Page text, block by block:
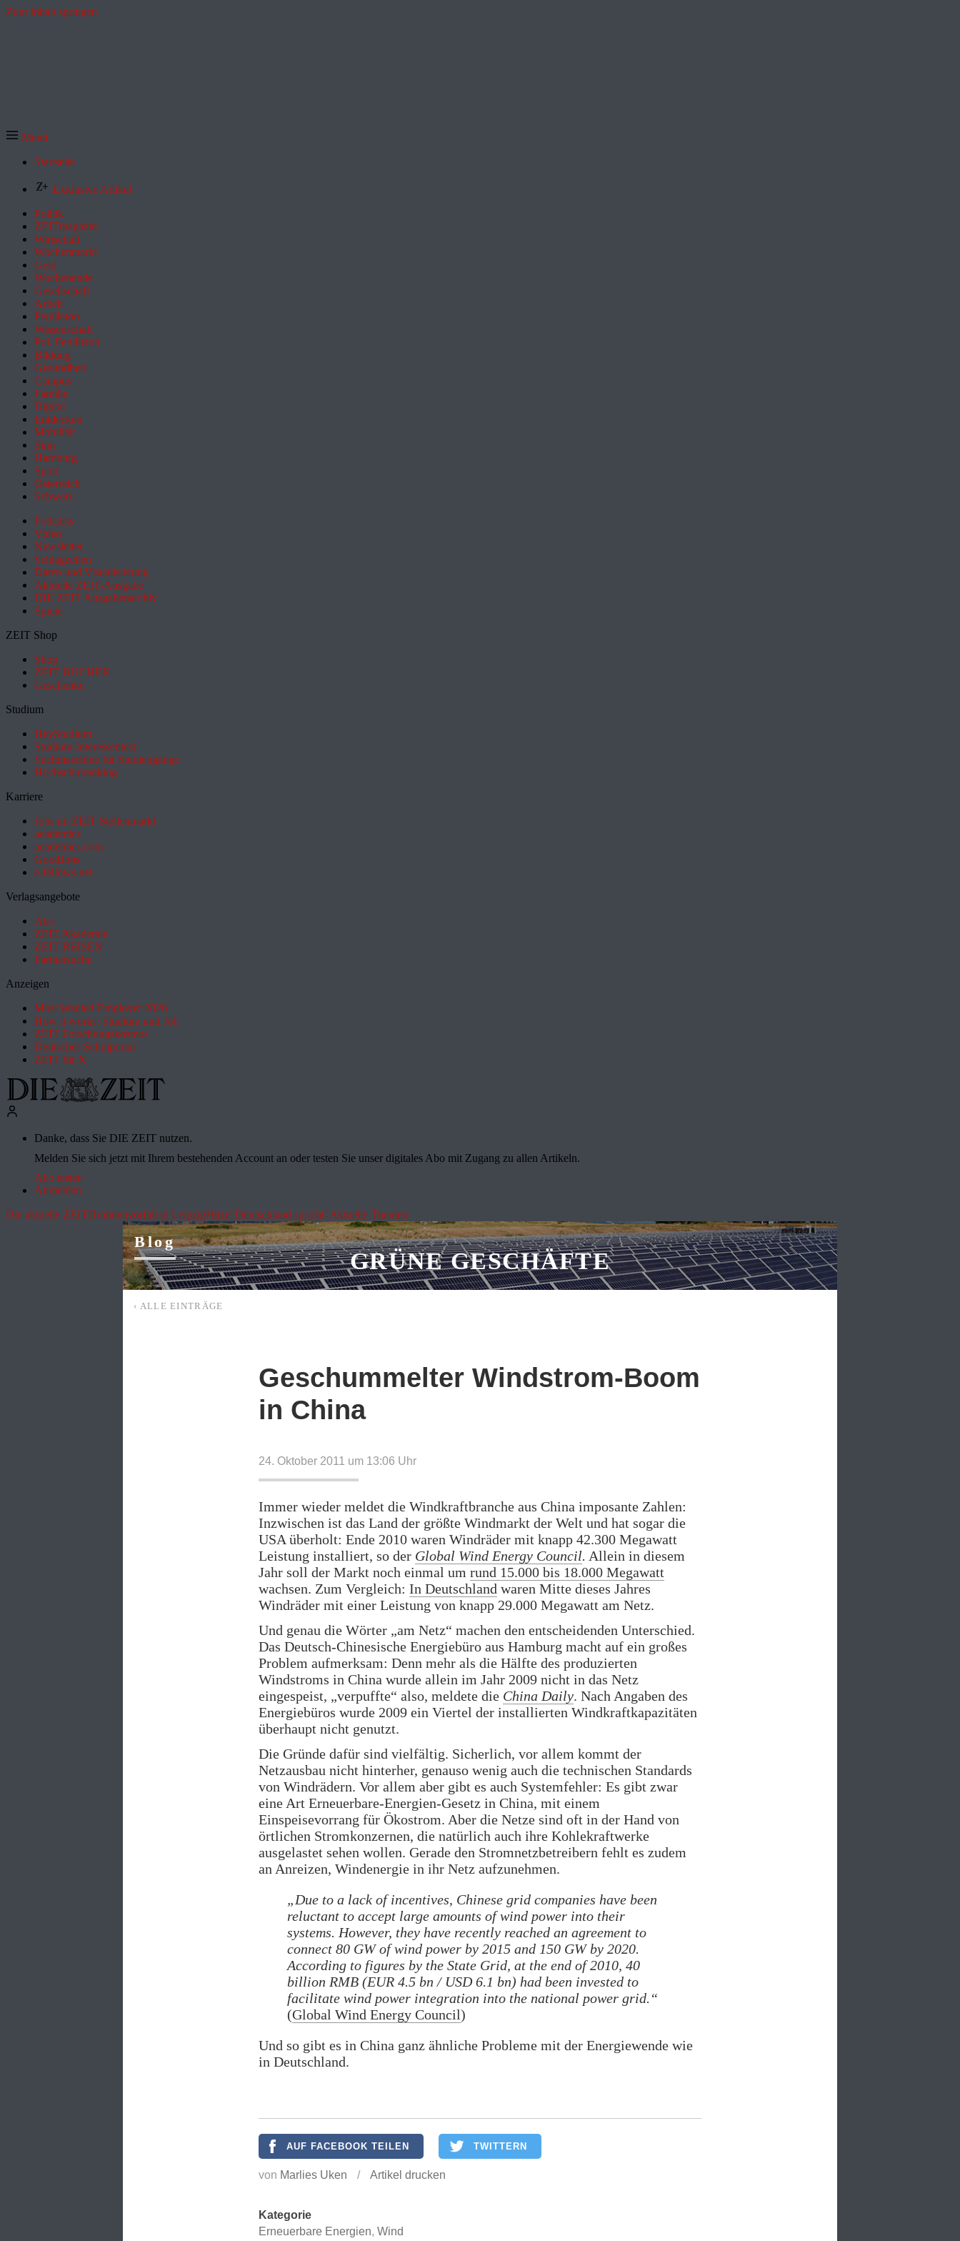
Zum Inhalt springen
Menü
Startseite
Exklusive Artikel
Politik
ZEITmagazin
Wirtschaft
Wochenmarkt
Geld
Wochenende
Gesellschaft
Arbeit
Feuilleton
Wissenschaft
Pol. Feuilleton
Bildung
Gesundheit
Campus
Familie
Digital
Entdecken
Mobilität
Sinn
Hamburg
Sport
Österreich
Schweiz
Podcasts
Video
Newsletter
Schlagzeilen
Daten und Visualisierung
Aktuelle ZEIT-Ausgabe
DIE ZEIT Ausgabenarchiv
Spiele
ZEIT Shop
Shop
ZEIT BÜCHER
Geschenke
Studium
HeyStudium
Studium-Interessentest
Suchmaschine für Studiengänge
Hochschulranking
Karriere
Jobs im ZEIT Stellenmarkt
academics
academics.com
GoodJobs
e-fellows.net
Verlagsangebote
Abo
ZEIT Akademie
ZEIT REISEN
Partnersuche
Anzeigen
Most Wanted Employer 2026
How it works: Studium und Job
ZEIT Forschungskosmos
Deutsches Schulportal
ZEIT für X
Danke, dass Sie DIE ZEIT nutzen.
Melden Sie sich jetzt mit Ihrem bestehenden Account an oder testen Sie unser digitales Abo mit Zugang zu allen Artikeln.
Abo testen
Anmelden
Die aktuelle ZEITDrohnenvorfall in LeipzigHitze"Deutschland spricht"Aktuelle Themen
Blog
GRÜNE GESCHÄFTE
‹ ALLE EINTRÄGE
Geschummelter Windstrom-Boom
in China
24. Oktober 2011 um 13:06 Uhr
Immer wieder meldet die Windkraftbranche aus China imposante Zahlen:
Inzwischen ist das Land der größte Windmarkt der Welt und hat sogar die
USA überholt: Ende 2010 waren Windräder mit knapp 42.300 Megawatt
Leistung installiert, so der Global Wind Energy Council. Allein in diesem
Jahr soll der Markt noch einmal um rund 15.000 bis 18.000 Megawatt
wachsen. Zum Vergleich: In Deutschland waren Mitte dieses Jahres
Windräder mit einer Leistung von knapp 29.000 Megawatt am Netz.
Und genau die Wörter „am Netz“ machen den entscheidenden Unterschied.
Das Deutsch-Chinesische Energiebüro aus Hamburg macht auf ein großes
Problem aufmerksam: Denn mehr als die Hälfte des produzierten
Windstroms in China wurde allein im Jahr 2009 nicht in das Netz
eingespeist, „verpuffte“ also, meldete die China Daily. Nach Angaben des
Energiebüros wurde 2009 ein Viertel der installierten Windkraftkapazitäten
überhaupt nicht genutzt.
Die Gründe dafür sind vielfältig. Sicherlich, vor allem kommt der
Netzausbau nicht hinterher, genauso wenig auch die technischen Standards
von Windrädern. Vor allem aber gibt es auch Systemfehler: Es gibt zwar
eine Art Erneuerbare-Energien-Gesetz in China, mit einem
Einspeisevorrang für Ökostrom. Aber die Netze sind oft in der Hand von
örtlichen Stromkonzernen, die natürlich auch ihre Kohlekraftwerke
ausgelastet sehen wollen. Gerade den Stromnetzbetreibern fehlt es zudem
an Anreizen, Windenergie in ihr Netz aufzunehmen.
„Due to a lack of incentives, Chinese grid companies have been
reluctant to accept large amounts of wind power into their
systems. However, they have recently reached an agreement to
connect 80 GW of wind power by 2015 and 150 GW by 2020.
According to figures by the State Grid, at the end of 2010, 40
billion RMB (EUR 4.5 bn / USD 6.1 bn) had been invested to
facilitate wind power integration into the national power grid.“
(Global Wind Energy Council)
Und so gibt es in China ganz ähnliche Probleme mit der Energiewende wie
in Deutschland.
AUF FACEBOOK TEILEN TWITTERN
von Marlies Uken / Artikel drucken
Kategorie
Erneuerbare Energien, Wind